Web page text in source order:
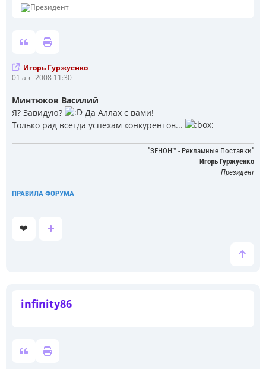
С
б
щ
е
и
Игорь Гуржуенко
01 авг 2008 11:30
Минтюков Василий
Я? Завидую?
Да Аллах с вами!
Только рад всегда успехам конкурентов...
"ЗЕНОН™ - Рекламные Поставки"
Игорь Гуржуенко
Президент
ПРАВИЛА ФОРУМА
❤️
infinity86